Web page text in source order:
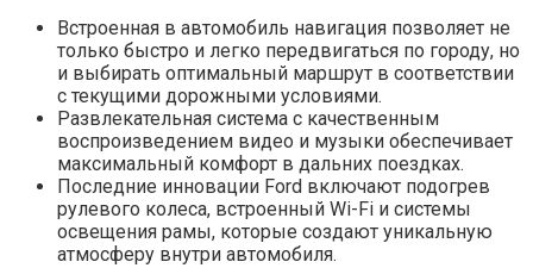
Встроенная в автомобиль навигация позволяет не
только быстро и легко передвигаться по городу, но
и выбирать оптимальный маршрут в соответствии
с текущими дорожными условиями.
Развлекательная система с качественным
воспроизведением видео и музыки обеспечивает
максимальный комфорт в дальних поездках.
Последние инновации Ford включают подогрев
рулевого колеса, встроенный Wi-Fi и системы
освещения рамы, которые создают уникальную
атмосферу внутри автомобиля.